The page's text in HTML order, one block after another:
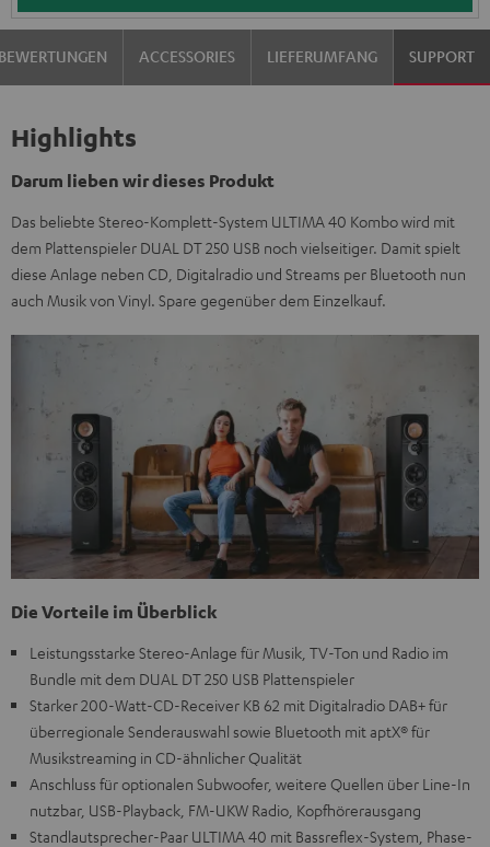
ACCESSORIES LIEFERUMFANG SUPPORT
Highlights
Darum lieben wir dieses Produkt
Das beliebte Stereo-Komplett-System ULTIMA 40 Kombo wird mit
dem Plattenspieler DUAL DT 250 USB noch vielseitiger. Damit spielt
diese Anlage neben CD, Digitalradio und Streams per Bluetooth nun
auch Musik von Vinyl. Spare gegenüber dem Einzelkauf.
Die Vorteile im Überblick
Leistungsstarke Stereo-Anlage für Musik, TV-Ton und Radio im
Bundle mit dem DUAL DT 250 USB Plattenspieler
Starker 200-Watt-CD-Receiver KB 62 mit Digitalradio DAB+ für
überregionale Senderauswahl sowie Bluetooth mit aptX® für
Musikstreaming in CD-ähnlicher Qualität
Anschluss für optionalen Subwoofer, weitere Quellen über Line-In
nutzbar, USB-Playback, FM-UKW Radio, Kopfhörerausgang
Standlautsprecher-Paar ULTIMA 40 mit Bassreflex-System, Phase-